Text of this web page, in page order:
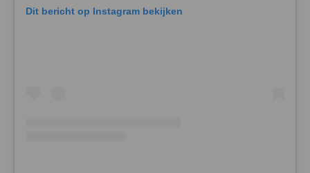
Dit bericht op Instagram bekijken